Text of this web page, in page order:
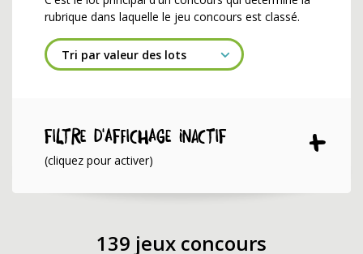
rubrique dans laquelle le jeu concours est classé.
Filtre d'affichage INACTIF
(cliquez pour activer)
139 jeux concours